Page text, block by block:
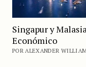
Singapur y
Económico
POR ALEXANDER